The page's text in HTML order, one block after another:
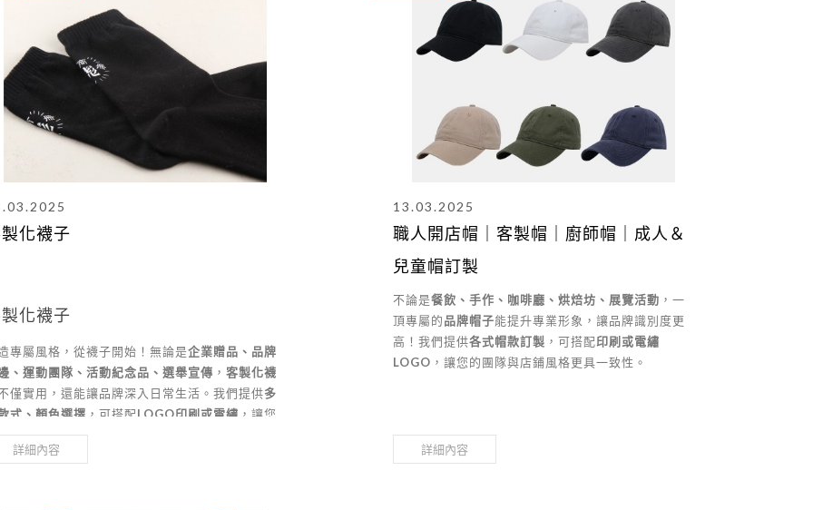
化襪子
化襪子
專屬風格，從襪子開始！無論是企業贈品、品牌
、運動團隊、活動紀念品、選舉宣傳 ，客製化襪
僅實用，還能讓品牌深入日常生活。我們提供多
式、顏色選擇 ，可搭配LOGO印刷或電繡 ，讓您
計完美呈現！
詳細內容
13.03.2025
職人開店帽｜客製帽｜廚師帽｜成人＆
兒童帽訂製
不論是餐飲、手作、咖啡廳、烘焙坊、展覽活動 ，一
頂專屬的品牌帽子能提升專業形象，讓品牌識別度更
高！我們提供各式帽款訂製 ，可搭配印刷或電繡
LOGO ，讓您的團隊與店鋪風格更具一致性。
詳細內容